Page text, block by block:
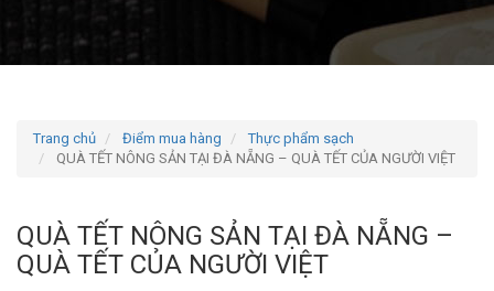
Trang chủ Điểm mua hàng
Thực phẩm sạch
QUÀ TẾT NÔNG SẢN TẠI ĐÀ NẴNG – QUÀ TẾT CỦA NGƯỜI VIỆT
QUÀ TẾT NÔNG SẢN TẠI ĐÀ NẴNG –
QUÀ TẾT CỦA NGƯỜI VIỆT